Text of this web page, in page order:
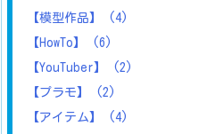
【模型作品】
(4)
【HowTo】
(6)
【YouTuber】
(2)
【プラモ】
(2)
【アイテム】
(4)